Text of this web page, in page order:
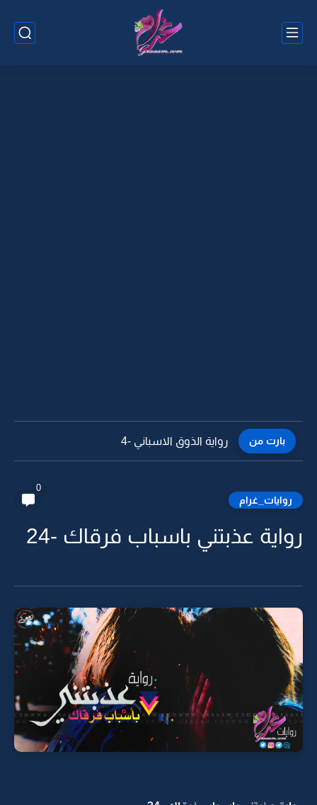
بارت من رواية الذوق الاسباني -3
روايات_غرام
0
رواية عذبتني باسباب فرقاك -24